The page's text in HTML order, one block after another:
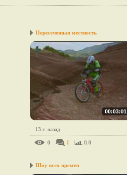
Пересеченная местность
00:03:01
13 г. назад
0 0 0.0
Шоу всех времен